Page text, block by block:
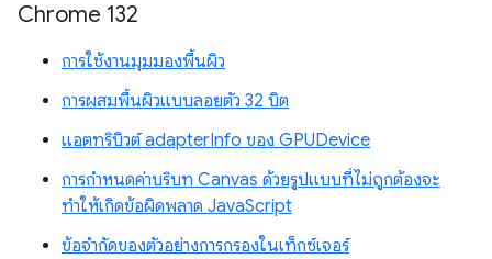
Chrome 132
การใช้งานมุมมองพื้นผิว
การผสมพื้นผิวแบบลอยตัว 32 บิต
แอตทริบิวต์ adapterInfo ของ GPUDevice
การกำหนดค่าบริบท Canvas ด้วยรูปแบบที่ไม่ถูกต้องจะ
ทำให้เกิดข้อผิดพลาด JavaScript
ข้อจำกัดของตัวอย่างการกรองในเท็กซ์เจอร์